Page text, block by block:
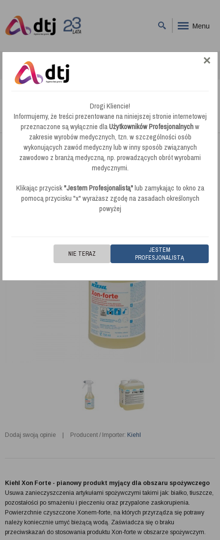
Menu
Kiehl Xon Forte - pianowy produkt myjący dla obszaru spożywczego
Kiehl Xon Forte - pianowy produkt myjący dla
obszaru spożywczego
Dodaj swoją opinie Producent / Importer: Kiehl
Kiehl Xon Forte - pianowy produkt myjący dla obszaru spożywczego
Usuwa zanieczyszczenia artykułami spożywczymi takimi jak: białko, tłuszcze,
pozostałości po smażeniu i pieczeniu oraz przypalone zaskorupienia.
Powierzchnie czyszczone Xonem-forte, na których przyrządza się potrawy
należy koniecznie umyć bieżącą wodą. Zaświadcza się o braku
przeciwskazań do stosowania produktu Xon-forte w obszarze spożywczym.
Drogi Kliencie!
Informujemy, że treści prezentowane na niniejszej stronie internetowej
przeznaczone są wyłącznie dlaUżytkowników Profesjonalnychw
zakresie wyrobów medycznych, tzn. w szczególności osób
wykonujących zawód medyczny lub w inny sposób związanych
zawodowo z branżą medyczną, np. prowadzących obrót wyrobami
medycznymi.
Klikając przycisk"Jestem Profesjonalistą"lub zamykając to okno za
pomocą przycisku "x" wyrażasz zgodę na zasadach określonych
powyżej
JESTEM
PROFESJONALISTĄ
NIE TERAZ